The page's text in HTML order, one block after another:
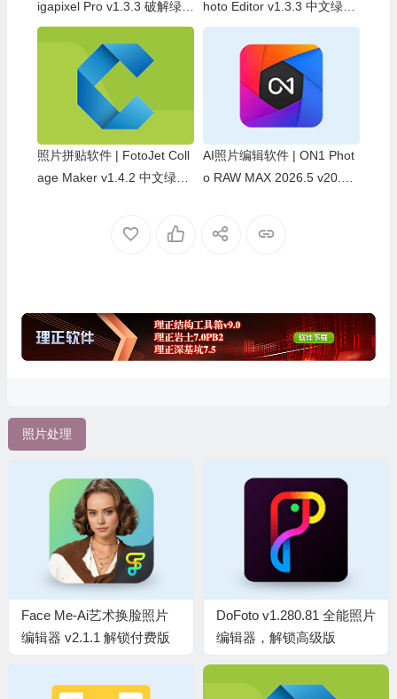
igapixel Pro v1.3.3 破解绿色
便携版
hoto Editor v1.3.3 中文绿色
便携版
照片拼贴软件 | FotoJet Coll
age Maker v1.4.2 中文绿色
AI照片编辑软件 | ON1 Phot
o RAW MAX 2026.5 v20.5.
照片处理
Face Me-Ai艺术换脸照片
编辑器 v2.1.1 解锁付费版
DoFoto v1.280.81 全能照片
编辑器，解锁高级版